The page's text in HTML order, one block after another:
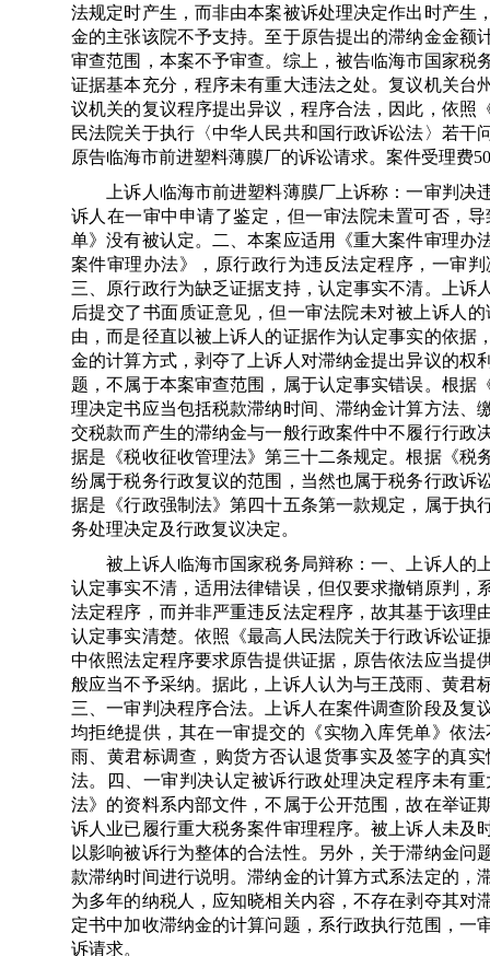
法规定时产生，而非由本案被诉处理决定作出时产生
金的主张该院不予支持。至于原告提出的滞纳金金额
审查范围，本案不予审查。综上，被告临海市国家税
证据基本充分，程序未有重大违法之处。复议机关台
议机关的复议程序提出异议，程序合法，因此，依照
民法院关于执行〈中华人民共和国行政诉讼法〉若
原告临海市前进塑料薄膜厂的诉讼请求。案件受理费
上诉人临海市前进塑料薄膜厂上诉称：一审判决
诉人在一审中申请了鉴定，但一审法院未置可否，
单》没有被认定。二、本案应适用《重大案件审理办
案件审理办法》，原行政行为违反法定程序，一审
三、原行政行为缺乏证据支持，认定事实不清。上
后提交了书面质证意见，但一审法院未对被上诉人
由，而是径直以被上诉人的证据作为认定事实的依
金的计算方式，剥夺了上诉人对滞纳金提出异议的权
题，不属于本案审查范围，属于认定事实错误。根据
理决定书应当包括税款滞纳时间、滞纳金计算方法、
交税款而产生的滞纳金与一般行政案件中不履行行政
据是《税收征收管理法》第三十二条规定。根据《税
纷属于税务行政复议的范围，当然也属于税务行政诉
据是《行政强制法》第四十五条第一款规定，属于执
务处理决定及行政复议决定。
被上诉人临海市国家税务局辩称：一、上诉人的
认定事实不清，适用法律错误，但仅要求撤销原判，
法定程序，而并非严重违反法定程序，故其基于该理
认定事实清楚。依照《最高人民法院关于行政诉讼证
中依照法定程序要求原告提供证据，原告依法应当提
般应当不予采纳。据此，上诉人认为与王茂雨、黄君
三、一审判决程序合法。上诉人在案件调查阶段及
均拒绝提供，其在一审提交的《实物入库凭单》依
雨、黄君标调查，购货方否认退货事实及签字的真
法。四、一审判决认定被诉行政处理决定程序未有
法》的资料系内部文件，不属于公开范围，故在举证
诉人业已履行重大税务案件审理程序。被上诉人未及
以影响被诉行为整体的合法性。另外，关于滞纳金
款滞纳时间进行说明。滞纳金的计算方式系法定的，
为多年的纳税人，应知晓相关内容，不存在剥夺其
定书中加收滞纳金的计算问题，系行政执行范围，
诉请求。